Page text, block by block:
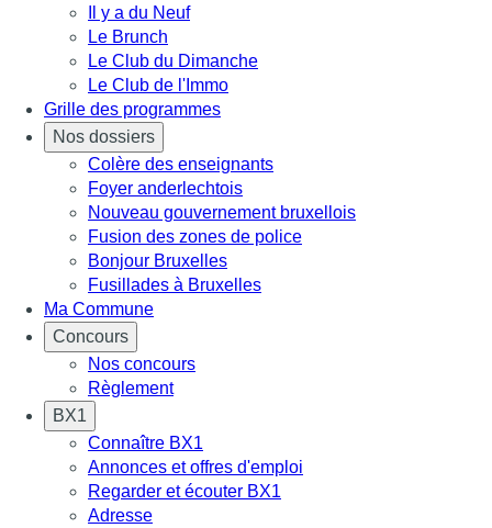
Il y a du Neuf
Le Brunch
Le Club du Dimanche
Le Club de l'Immo
Grille des programmes
Nos dossiers
Colère des enseignants
Foyer anderlechtois
Nouveau gouvernement bruxellois
Fusion des zones de police
Bonjour Bruxelles
Fusillades à Bruxelles
Ma Commune
Concours
Nos concours
Règlement
BX1
Connaître BX1
Annonces et offres d'emploi
Regarder et écouter BX1
Adresse